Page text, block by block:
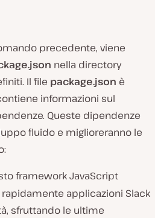
precedente, viene
nella directory
Il file package.json è
informazioni sul
Queste dipendenze
fluido e miglioreranno le
framework JavaScript
applicazioni Slack
sfruttando le ultime